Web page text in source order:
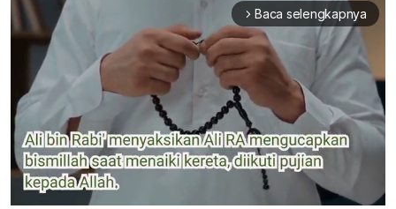
arrow_forward_ios Baca selengkapnya